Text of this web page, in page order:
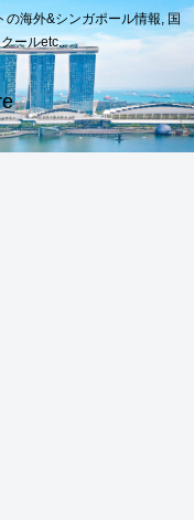
海外&シンガポール情報, 国
ールetc..